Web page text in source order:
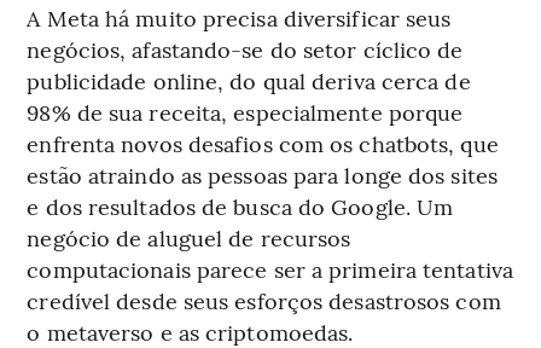
A Meta há muito precisa diversificar seus
negócios, afastando-se do setor cíclico de
publicidade online, do qual deriva cerca de
98% de sua receita, especialmente porque
enfrenta novos desafios com os chatbots, que
estão atraindo as pessoas para longe dos sites
e dos resultados de busca do Google. Um
negócio de aluguel de recursos
computacionais parece ser a primeira tentativa
credível desde seus esforços desastrosos com
o metaverso e as criptomoedas.